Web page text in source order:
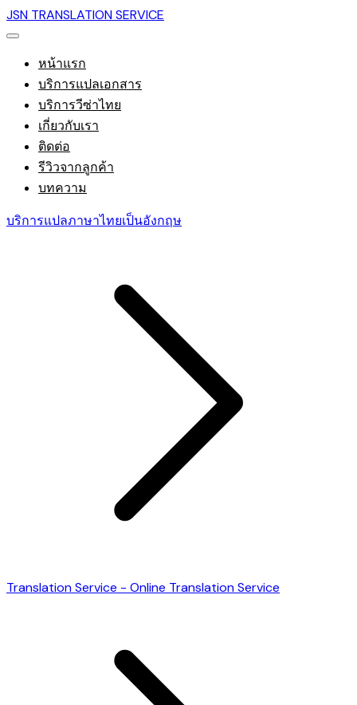
JSN TRANSLATION SERVICE
หน้าแรก
บริการแปลเอกสาร
บริการวีซ่าไทย
เกี่ยวกับเรา
ติดต่อ
รีวิวจากลูกค้า
บทความ
บริการแปลภาษาไทยเป็นอังกฤษ
Translation Service - Online Translation Service